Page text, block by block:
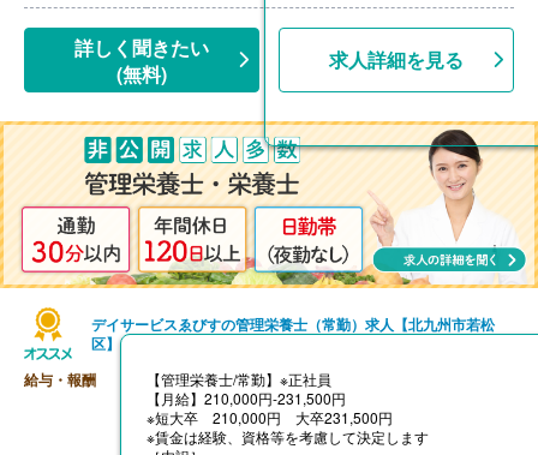
詳しく聞きたい
(無料)
求人詳細を見る
デイサービスゑびすの管理栄養士（常勤）求人【北九州市若松
区】
給与・報酬
【管理栄養士/常勤】※正社員
【月給】210,000円-231,500円
※短大卒 210,000円 大卒231,500円
※賃金は経験、資格等を考慮して決定します